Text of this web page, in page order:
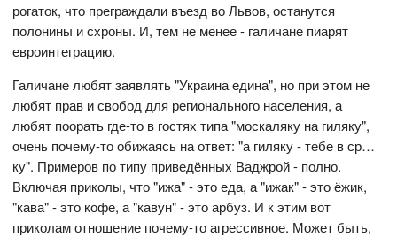
рогаток, что преграждали въезд во Львов, останутся
полонины и схроны. И, тем не менее - галичане пиарят
евроинтеграцию.
Галичане любят заявлять "Украина едина", но при этом не
любят прав и свобод для регионального населения, а
любят поорать где-то в гостях типа "москаляку на гиляку",
очень почему-то обижаясь на ответ: "а гиляку - тебе в ср…
ку". Примеров по типу приведённых Ваджрой - полно.
Включая приколы, что "ижа" - это еда, а "ижак" - это ёжик,
"кава" - это кофе, а "кавун" - это арбуз. И к этим вот
приколам отношение почему-то агрессивное. Может быть,